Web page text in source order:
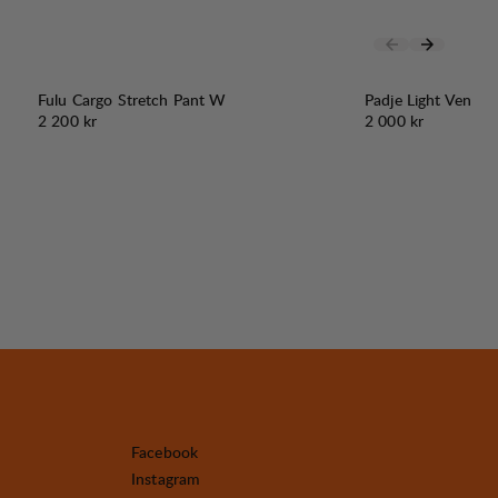
Fulu Cargo Stretch Pant W
Pris:
2 200 kr
Padje Light Vent
Pris:
2 000 kr
Facebook
Instagram